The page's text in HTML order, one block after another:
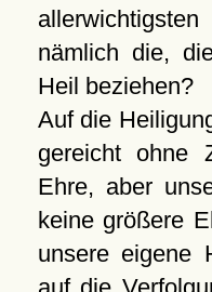
nämlich die,
Heil beziehen?
Auf die
gereicht ohne
Ehre, aber
keine größere
unsere eigene